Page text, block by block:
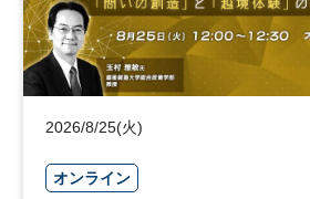
2026/8/25(火)
オンライン